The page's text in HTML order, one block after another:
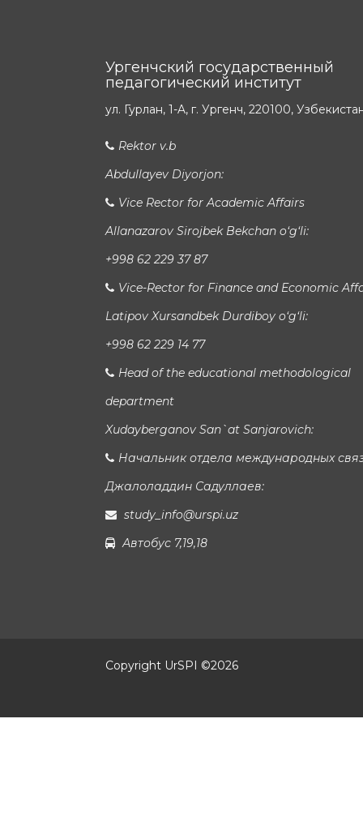
Ургенчский государственный
педагогический институт
ул. Гурлан, 1-A, г. Ургенч, 220100,
Rektor v.b
Abdullayev Diyorjon:
Vice Rector for Academic Affairs
Allanazarov Sirojbek Bekchan o‘g‘li:
+998 62 229 37 87
Vice-Rector for Finance and Economic
Latipov Xursandbek Durdiboy o‘g‘li:
+998 62 229 14 77
Head of the educational methodological
department
Xudayberganov San`at Sanjarovich:
Начальник отдела международных
Джалоладдин Садуллаев:
study_info@urspi.uz
Автобус 7,19,18
Copyright UrSPI ©2026